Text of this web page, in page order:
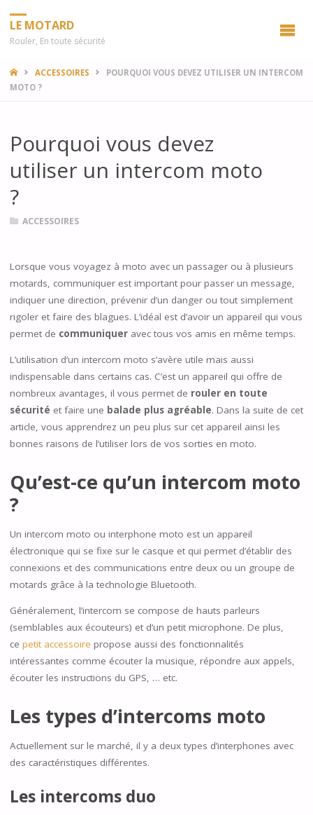
LE MOTARD
Rouler, En toute sécurité
HOMEACCESSOIRES
POURQUOI VOUS DEVEZ UTILISER UN INTERCOM
MOTO ?
Pourquoi vous devez
utiliser un intercom moto
?
ACCESSOIRES
Lorsque vous voyagez à moto avec un passager ou à plusieurs
motards, communiquer est important pour passer un message,
indiquer une direction, prévenir d’un danger ou tout simplement
rigoler et faire des blagues. L’idéal est d’avoir un appareil qui vous
permet de communiqueravec tous vos amis en même temps.
L’utilisation d’un intercom moto s’avère utile mais aussi
indispensable dans certains cas. C’est un appareil qui offre de
nombreux avantages, il vous permet de rouler en toute
sécurité et faire une balade plus agréable. Dans la suite de cet
article, vous apprendrez un peu plus sur cet appareil ainsi les
bonnes raisons de l’utiliser lors de vos sorties en moto.
Qu’est-ce qu’un intercom moto
?
Un intercom moto ou interphone moto est un appareil
électronique qui se fixe sur le casque et qui permet d’établir des
connexions et des communications entre deux ou un groupe de
motards grâce à la technologie Bluetooth.
Généralement, l’intercom se compose de hauts parleurs
(semblables aux écouteurs) et d’un petit microphone. De plus,
ce petit accessoire propose aussi des fonctionnalités
intéressantes comme écouter la musique, répondre aux appels,
écouter les instructions du GPS, … etc.
Les types d’intercoms moto
Actuellement sur le marché, il y a deux types d’interphones avec
des caractéristiques différentes.
Les intercoms duo